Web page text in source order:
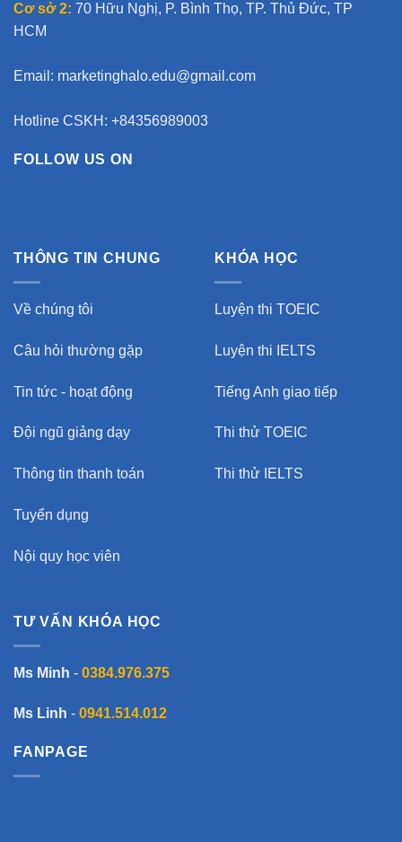
Cơ sở 2: 70 Hữu Nghị, P. Bình Thọ, TP. Thủ Đức, TP
HCM
Email: marketinghalo.edu@gmail.com
Hotline CSKH: +84356989003
FOLLOW US ON
THÔNG TIN CHUNG
Về chúng tôi
Câu hỏi thường gặp
Tin tức - hoạt động
Đội ngũ giảng dạy
Thông tin thanh toán
Tuyển dụng
Nội quy học viên
KHÓA HỌC
Luyện thi TOEIC
Luyện thi IELTS
Tiếng Anh giao tiếp
Thi thử TOEIC
Thi thử IELTS
TƯ VẤN KHÓA HỌC
Ms Minh - 0384.976.375
Ms Linh - 0941.514.012
FANPAGE